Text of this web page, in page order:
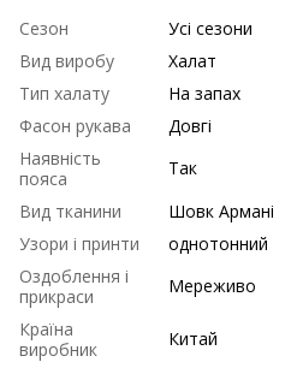
Сезон
Усі сезони
Вид виробу
Халат
Тип халату
На запах
Фасон рукава
Довгі
Наявність
пояса
Так
Вид тканини
Шовк Армані
Узори і принти
однотонний
Оздоблення і
прикраси
Мереживо
Країна
виробник
Китай